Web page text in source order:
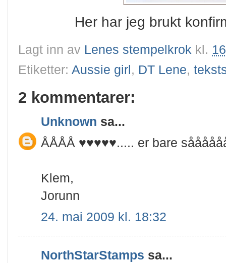
Her har jeg brukt
Lagt inn av Lenes stempelkrok kl.
Etiketter: Aussie girl, DT Lene,
2 kommentarer:
Unknown sa...
ÅÅÅÅ ♥♥♥♥♥..... er bare
Klem,
Jorunn
24. mai 2009 kl. 18:32
NorthStarStamps sa...